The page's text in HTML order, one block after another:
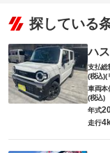
探している
ハ
支払総
(税込)(
車両本
(税込)
年式
走行